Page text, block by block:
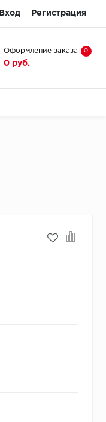
Вход Регистрация
Оформление заказа 0
0 руб.